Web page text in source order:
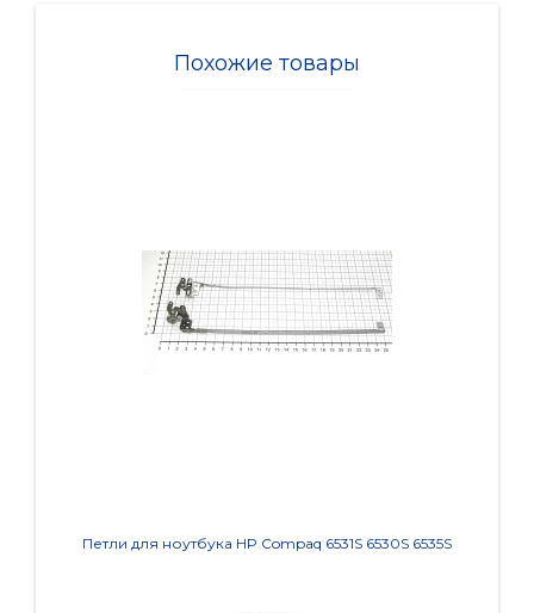
Похожие товары
Петли для ноутбука HP Compaq 6531S 6530S 6535S